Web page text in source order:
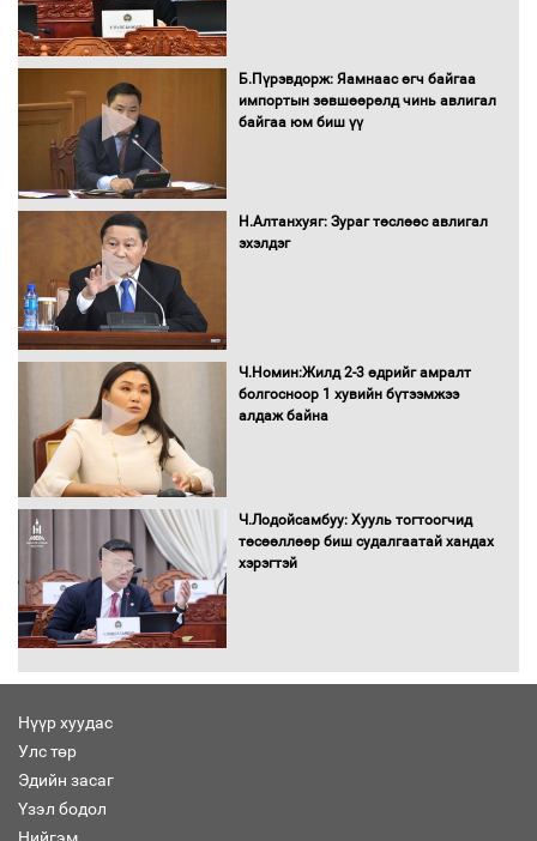
Б.Пүрэвдорж: Яамнаас өгч байгаа
импортын зөвшөөрөлд чинь авлигал
байгаа юм биш үү
Н.Алтанхуяг: Зураг төслөөс авлигал
эхэлдэг
Ч.Номин:Жилд 2-3 өдрийг амралт
болгосноор 1 хувийн бүтээмжээ
алдаж байна
Ч.Лодойсамбуу: Хууль тогтоогчид
төсөөллөөр биш судалгаатай хандах
хэрэгтэй
Нүүр хуудас
Улс төр
Эдийн засаг
Үзэл бодол
Нийгэм